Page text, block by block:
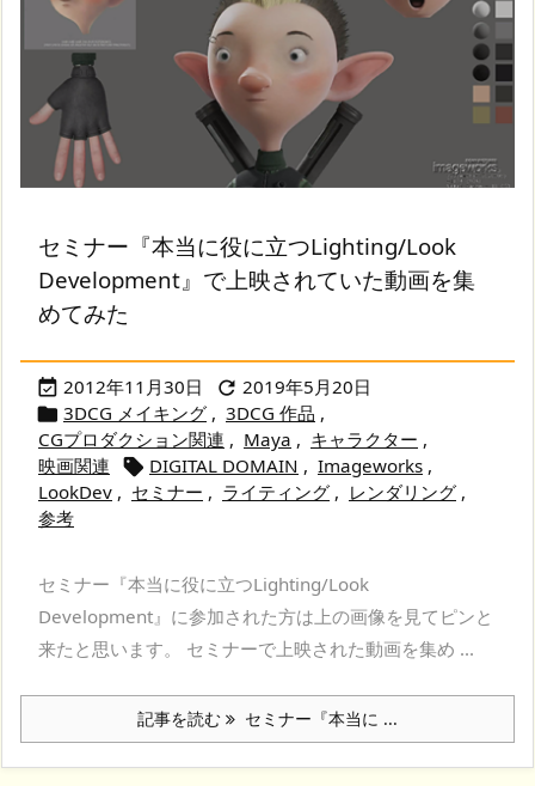
セミナー『本当に役に立つLighting/Look
Development』で上映されていた動画を集
めてみた
 2012年11月30日  2019年5月20日
 3DCG メイキング , 3DCG 作品 ,
CGプロダクション関連 , Maya , キャラクター ,
映画関連
 DIGITAL DOMAIN , Imageworks ,
LookDev , セミナー , ライティング , レンダリング ,
参考
セミナー『本当に役に立つLighting/Look
Development』に参加された方は上の画像を見てピンと
来たと思います。 セミナーで上映された動画を集め ...
記事を読む セミナー『本当に ...